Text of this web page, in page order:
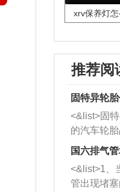
xrv保养灯
推荐阅
固特异轮
<&list>固
的汽车轮
牌，但是
也是为了
国六排气
<&list>1、
管出现堵